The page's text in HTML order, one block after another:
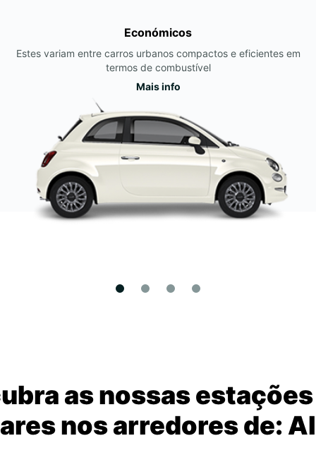
Económicos
Estes variam entre carros urbanos compactos e eficientes em
termos de combustível
Mais info
as nossas
nos arredores de: